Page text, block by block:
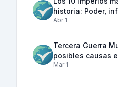
historia: Poder,
Abr 1
Tercera Guerra
posibles causas
Mar 1